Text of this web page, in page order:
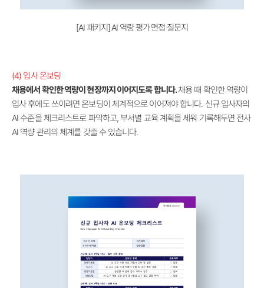
[AI 패키지]AI 역량 평가 면접 질문지
(4) 입사 온보딩
채용에서 확인한 역량이 현장까지 이어지도록 합니다.채용 때 확인한 역량이
입사 후에도 쓰이려면 온보딩이 체계적으로 이어져야 합니다. 신규 입사자의
AI 수준을 체크리스트로 파악하고, 부서별 교육 계획을 세워 기록해두면 전사
AI 역량 관리의 체계를 갖출 수 있습니다.